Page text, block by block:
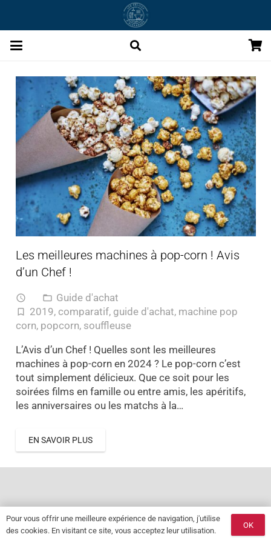
Les meilleures machines à pop-corn ! Avis
d’un Chef !
access_time folder_open Guide d'achat
turned_in_not 2019, comparatif, guide d'achat, machine pop
corn, popcorn, souffleuse
L’Avis d’un Chef ! Quelles sont les meilleures
machines à pop-corn en 2024 ? Le pop-corn c’est
tout simplement délicieux. Que ce soit pour les
soirées films en famille ou entre amis, les apéritifs,
les anniversaires ou les matchs à la…
EN SAVOIR PLUS
Pour vous offrir une meilleure expérience de navigation, j'utilise
des cookies. En visitant ce site, vous acceptez leur utilisation.
OK